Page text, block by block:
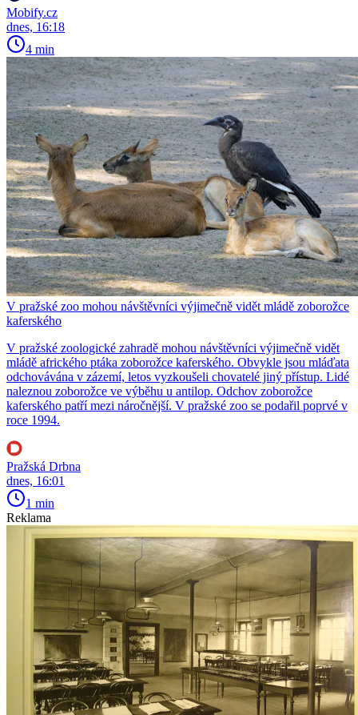
Mobify.cz
dnes, 16:18
4 min
V pražské zoo mohou návštěvníci výjimečně vidět mládě zoborožce
kaferského
V pražské zoologické zahradě mohou návštěvníci výjimečně vidět
mládě afrického ptáka zoborožce kaferského. Obvykle jsou mláďata
odchovávána v zázemí, letos vyzkoušeli chovatelé jiný přístup. Lidé
naleznou zoborožce ve výběhu u antilop. Odchov zoborožce
kaferského patří mezi náročnější. V pražské zoo se podařil poprvé v
roce 1994.
Pražská Drbna
dnes, 16:01
1 min
Reklama